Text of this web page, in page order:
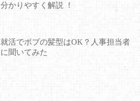
分かりやすく解説 ！
就活でボブの髪型はOK？人事担当者
に聞いてみた